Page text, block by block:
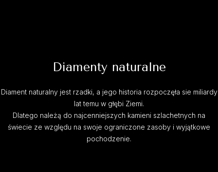
Diamenty naturalne
Diament naturalny jest rzadki, a jego historia rozpoczęła sie miliardy
lat temu w głębi Ziemi.
Dlatego należą do najcenniejszych kamieni szlachetnych na
świecie ze względu na swoje ograniczone zasoby i wyjątkowe
pochodzenie.